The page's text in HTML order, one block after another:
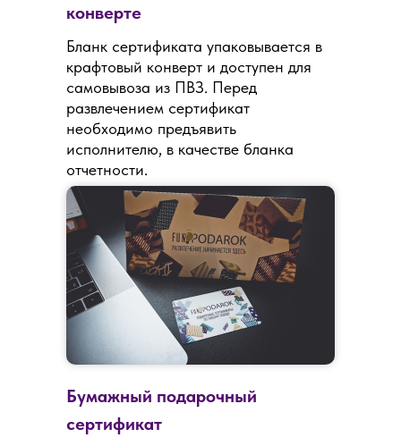
Бумажный подарочный
сертификат
конверте
Бланк сертификата упаковывается в
крафтовый конверт и доступен для
самовывоза из ПВЗ. Перед
развлечением сертификат
необходимо предъявить
исполнителю, в качестве бланка
отчетности.